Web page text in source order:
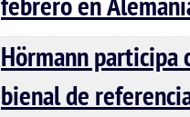
febrero en
Hörmann
bienal de